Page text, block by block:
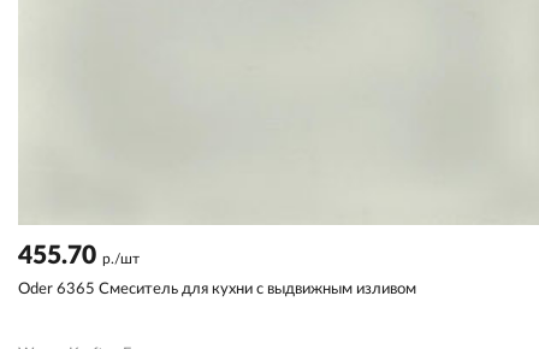
455.70 р./шт
Oder 6365 Смеситель для кухни с выдвижным изливом